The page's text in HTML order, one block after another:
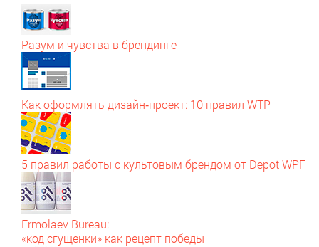
Разум и чувства в брендинге
Как оформлять дизайн‑проект: 10 правил WTP
5 правил работы с культовым брендом от Depot WPF
Ermolaev Bureau:
«код сгущенки» как рецепт победы